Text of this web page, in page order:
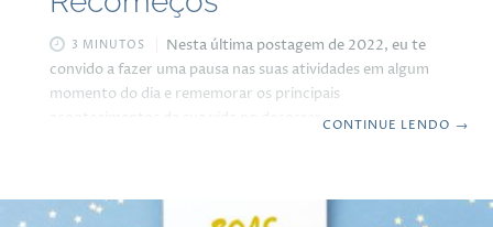
3 MINUTOS
Nesta última postagem de 2022, eu te
convido a fazer uma pausa nas suas atividades em algum
momento do dia e rememorar os principais
acontecimentos da sua vida no decorrer desse ano. Ative
vai precisar reinventar ou recomeçar. Para fazer essa
CONTINUE LENDO →